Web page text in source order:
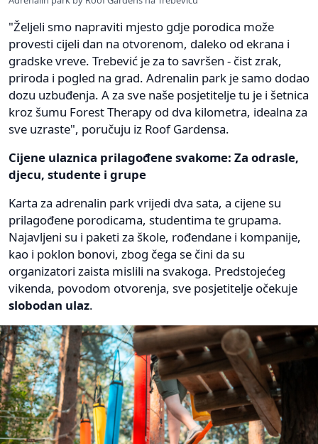
"Željeli smo napraviti mjesto gdje porodica može
provesti cijeli dan na otvorenom, daleko od ekrana i
gradske vreve. Trebević je za to savršen - čist zrak,
priroda i pogled na grad. Adrenalin park je samo dodao
dozu uzbuđenja. A za sve naše posjetitelje tu je i šetnica
kroz šumu Forest Therapy od dva kilometra, idealna za
sve uzraste", poručuju iz Roof Gardensa.
Cijene ulaznica prilagođene svakome: Za odrasle,
djecu, studente i grupe
Karta za adrenalin park vrijedi dva sata, a cijene su
prilagođene porodicama, studentima te grupama.
Najavljeni su i paketi za škole, rođendane i kompanije,
kao i poklon bonovi, zbog čega se čini da su
organizatori zaista mislili na svakoga. Predstojećeg
vikenda, povodom otvorenja, sve posjetitelje očekuje
slobodan ulaz.